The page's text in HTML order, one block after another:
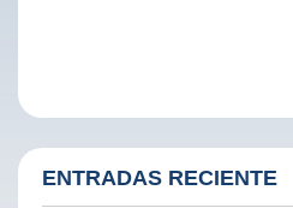
ENTRADAS RECIENTE